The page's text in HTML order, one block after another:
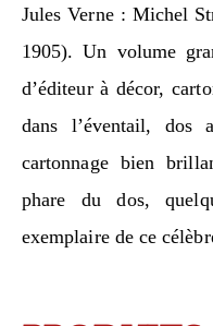
Jules Verne : Michel
1905). Un volume
d’éditeur à décor,
dans l’éventail, dos
cartonnage bien
phare du dos,
exemplaire de ce